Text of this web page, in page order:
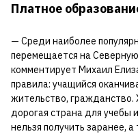
Платное
— Среди наиболее
перемещается на
комментирует Михаил
правила: учащийся
жительство,
дорогая страна для учебы
нельзя получить заранее,